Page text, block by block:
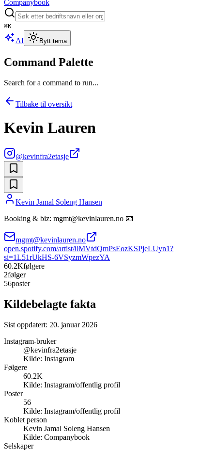
Companybook
⌘K
AI Bytt tema
Command Palette
Search for a command to run...
Tilbake til oversikt
Kevin Lauren
@kevinfra2etasje
Kevin Jamal Soleng Hansen
Booking & biz: mgmt@kevinlauren.no 📧
mgmt@kevinlauren.no
open.spotify.com/artist/0MVtdQmPsEozKSPjeLUyn1?
si=1L51rUkHS-6VSyzmWpezYA
60.2Kfølgere
2følger
56poster
Kildebelagte fakta
Sist oppdatert: 20. januar 2026
Instagram-bruker
@kevinfra2etasje
Kilde: Instagram
Følgere
60.2K
Kilde: Instagram/offentlig profil
Poster
56
Kilde: Instagram/offentlig profil
Koblet person
Kevin Jamal Soleng Hansen
Kilde: Companybook
Selskaper